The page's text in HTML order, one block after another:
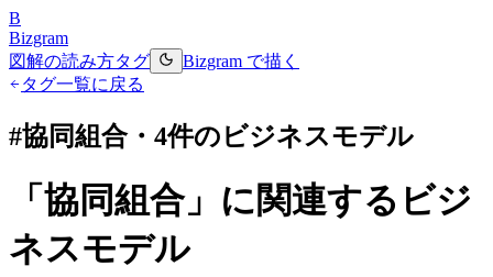
B
Bizgram
図解の読み方タグ
Bizgram で描く
タグ一覧に戻る
#協同組合・ 4件のビジネスモデル
「 協同組合」に関連するビジ
ネスモデル